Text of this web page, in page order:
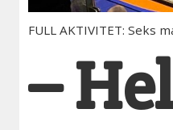
FULL AKTIVITET: Seks
–